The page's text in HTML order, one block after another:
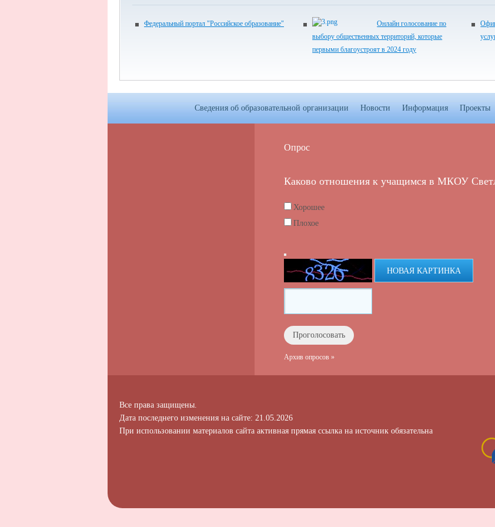
Федеральный портал "Российское образование"
Онлайн голосование по
выбору общественных территорий, которые
первыми благоустроят в 2024 году
Сведения об образовательной организации Новости Информация Проекты
Опрос
Каково отношения к учащимся в МКОУ
Хорошее
Плохое
НОВАЯ КАРТИНКА
Архив опросов »
Все права защищены.
Дата последнего изменения на сайте: 21.05.2026
При использовании материалов сайта активная прямая ссылка на источник обязательна